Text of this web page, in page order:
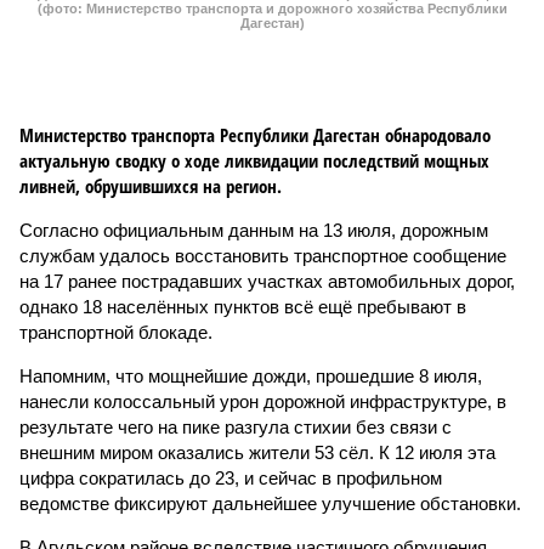
(фото: Министерство транспорта и дорожного хозяйства Республики
Дагестан)
Министерство транспорта Республики Дагестан обнародовало
актуальную сводку о ходе ликвидации последствий мощных
ливней, обрушившихся на регион.
Согласно официальным данным на 13 июля, дорожным
службам удалось восстановить транспортное сообщение
на 17 ранее пострадавших участках автомобильных дорог,
однако 18 населённых пунктов всё ещё пребывают в
транспортной блокаде.
Напомним, что мощнейшие дожди, прошедшие 8 июля,
нанесли колоссальный урон дорожной инфраструктуре, в
результате чего на пике разгула стихии без связи с
внешним миром оказались жители 53 сёл. К 12 июля эта
цифра сократилась до 23, и сейчас в профильном
ведомстве фиксируют дальнейшее улучшение обстановки.